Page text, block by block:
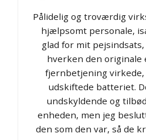
Pålidelig og troværdig
hjælpsomt personale,
glad for mit
hverken den originale
fjernbetjening virkede,
udskiftede batteriet.
undskyldende og
enheden, men jeg
den som den var, så de